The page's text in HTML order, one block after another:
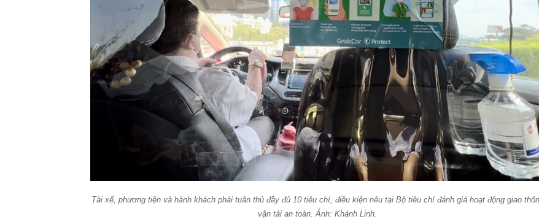
Tài xế, phương tiện và hành khách phải tuân thủ đầy đủ 10 tiêu chí, điều kiện nêu tại Bộ tiêu chí đánh giá hoạt động giao
vận tải an toàn. Ảnh: Khánh Linh.